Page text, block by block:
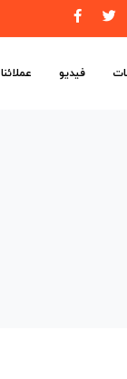
فيديو عملائنا